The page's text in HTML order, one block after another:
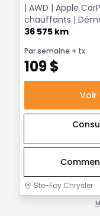
| AWD | Apple
chauffants |
36 575 km
Par semaine + tx
109$
Voir
Ste-Foy Chrysler